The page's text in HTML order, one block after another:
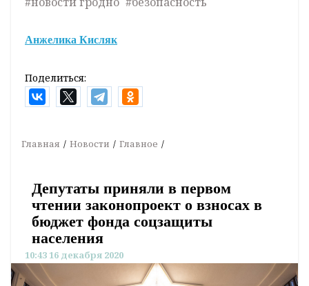
Анжелика Кисляк
Поделиться:
Главная Новости Главное
Депутаты приняли в первом
чтении законопроект о взносах в
бюджет фонда соцзащиты
населения
10:43 16 декабря 2020